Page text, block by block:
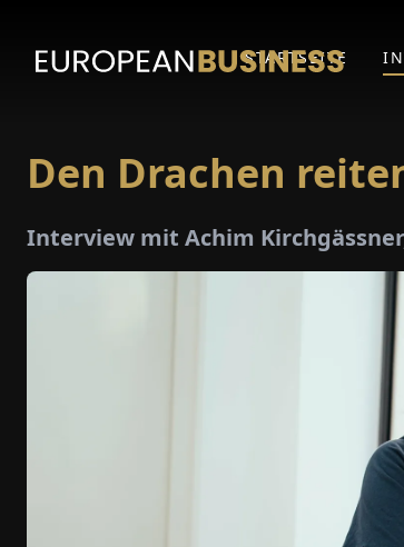
STARTSEITE
Den Drachen
Interview mit Achim